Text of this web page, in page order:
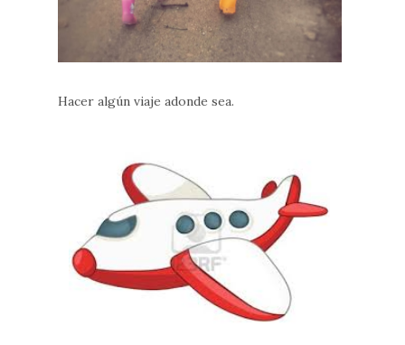
Hacer algún viaje adonde sea.